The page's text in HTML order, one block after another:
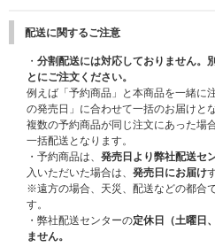
踊らなきゃ損
Teenage Dream
[ENCORE]
Disco Baby
Would You Like One?
Sweetest Tune
Underdogs
配送に関するご注意
・ 分割配送には対応しておりません。
とにご注文ください。
例えば「予約商品」と本商品を一緒に
の発売日」に合わせて一括のお届けと
複数の予約商品が同じ注文にあった場
一括配送となります。
・予約商品は、 発売日より弊社配送セ
入いただいた場合は、 発売日にお届け
※遠方の場合、天災、配送などの都合
す。
・弊社配送センターの定休日（土曜日
ません。